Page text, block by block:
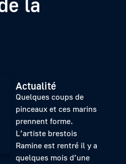
Actualité
Quelques coups de
pinceaux et ces marins
prennent forme.
L’artiste brestois
Ramine est rentré il y a
quelques mois d’une